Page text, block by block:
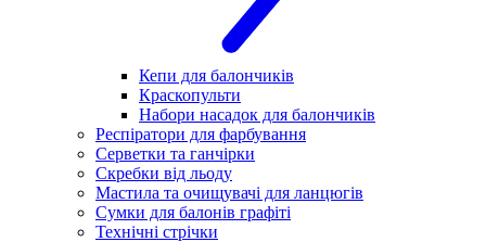
Кепи для балончиків
Краскопульти
Набори насадок для балончиків
Респіратори для фарбування
Серветки та ганчірки
Скребки від льоду
Мастила та очищувачі для ланцюгів
Сумки для балонів графіті
Технічні стрічки